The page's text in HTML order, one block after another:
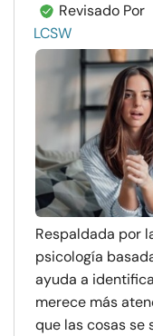
Revisado Por
LCSW
Respaldada por
psicología
ayuda a
merece más
que las cosas se